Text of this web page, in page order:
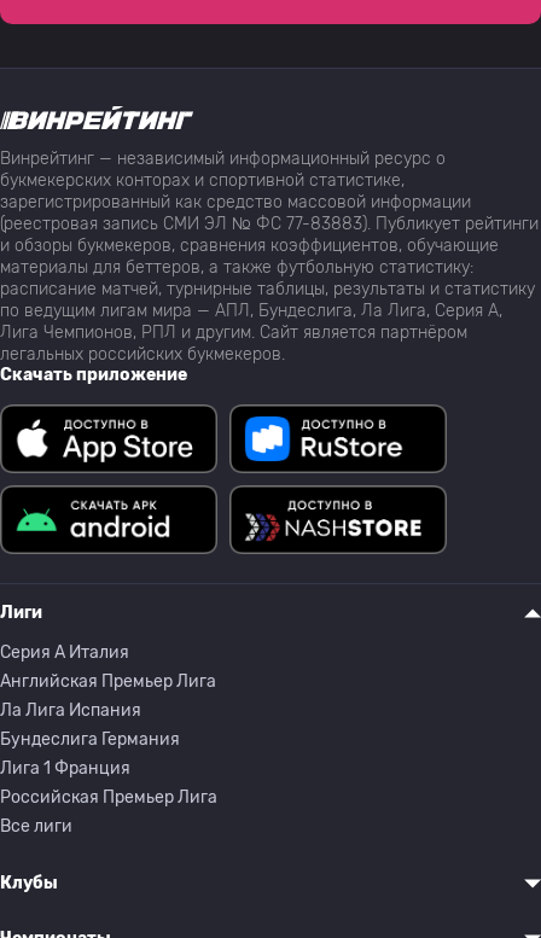
Винрейтинг — независимый информационный ресурс о
букмекерских конторах и спортивной статистике,
зарегистрированный как средство массовой информации
(реестровая запись СМИ ЭЛ № ФС 77-83883). Публикует рейтинги
и обзоры букмекеров, сравнения коэффициентов, обучающие
материалы для беттеров, а также футбольную статистику:
расписание матчей, турнирные таблицы, результаты и статистику
по ведущим лигам мира — АПЛ, Бундеслига, Ла Лига, Серия А,
Лига Чемпионов, РПЛ и другим. Сайт является партнёром
легальных российских букмекеров.
Скачать приложение
Лиги
Серия A Италия
Английская Премьер Лига
Ла Лига Испания
Бундеслига Германия
Лига 1 Франция
Российская Премьер Лига
Все лиги
Клубы